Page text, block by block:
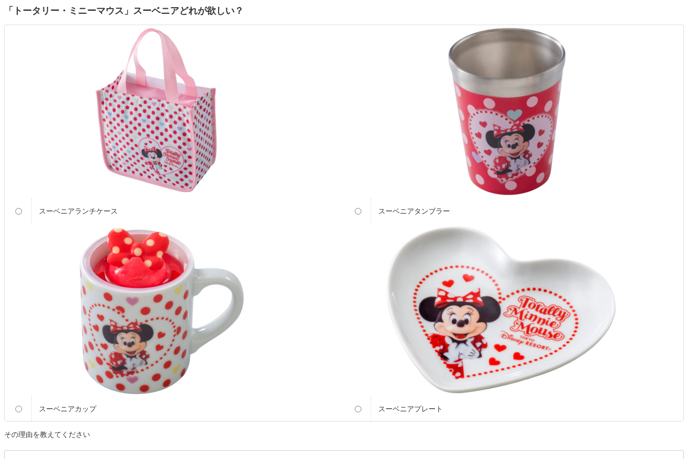
「トータリー・ミニーマウス」スーベニアどれが欲しい？
スーベニアランチケース スーベニアタンブラー
スーベニアカップ スーベニアプレート
その理由を教えてください